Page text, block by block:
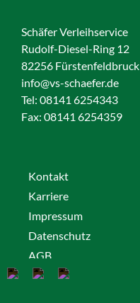
Schäfer Verleihservice
Rudolf-Diesel-Ring 12
82256 Fürstenfeldbruck
info@vs-schaefer.de
Tel: 08141 6254343
Fax: 08141 6254359
Kontakt
Karriere
Impressum
Datenschutz
AGB
Cookies